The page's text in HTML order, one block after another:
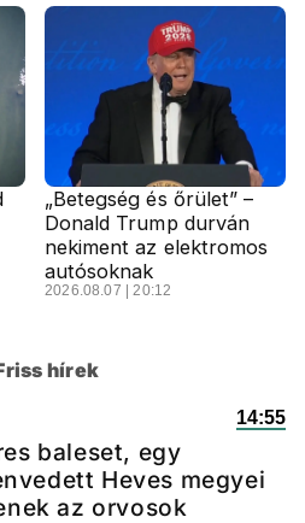
„Betegség és őrület” –
Donald Trump durván
nekiment az elektromos
autósoknak
2026.08.07 | 20:12
hírek
14:55
baleset, egy
Heves megyei
az orvosok